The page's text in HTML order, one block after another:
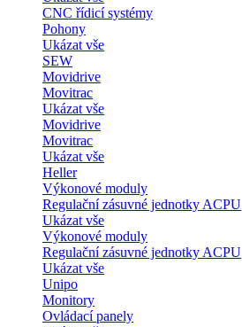
CNC řídicí systémy
Pohony
Ukázat vše
SEW
Movidrive
Movitrac
Ukázat vše
Movidrive
Movitrac
Ukázat vše
Heller
Výkonové moduly
Regulační zásuvné jednotky ACPU
Ukázat vše
Výkonové moduly
Regulační zásuvné jednotky ACPU
Ukázat vše
Unipo
Monitory
Ovládací panely